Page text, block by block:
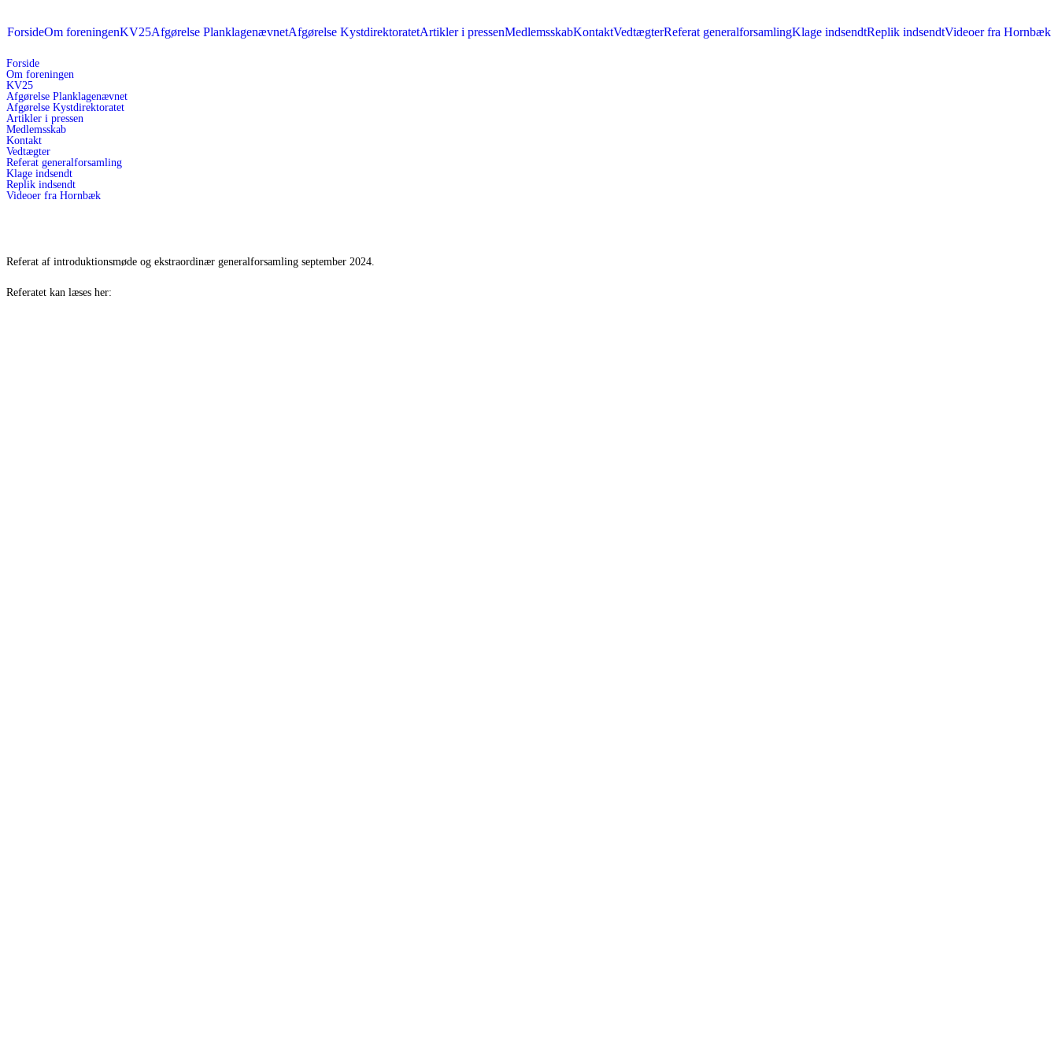
ForsideOm foreningenKV25Afgørelse PlanklagenævnetAfgørelse KystdirektoratetArtikler i pressenMedlemsskabKontaktVedtægterReferat generalforsamlingKlage indsendtReplik indsendtVideoer fra Hornbæk
Forside
Om foreningen
KV25
Afgørelse Planklagenævnet
Afgørelse Kystdirektoratet
Artikler i pressen
Medlemsskab
Kontakt
Vedtægter
Referat generalforsamling
Klage indsendt
Replik indsendt
Videoer fra Hornbæk
Referat af introduktionsmøde og ekstraordinær generalforsamling september 2024.
Referatet kan læses her: